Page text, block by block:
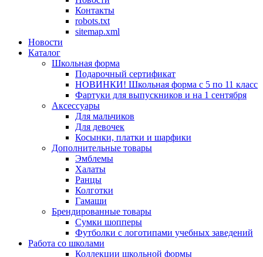
Контакты
robots.txt
sitemap.xml
Новости
Каталог
Школьная форма
Подарочный сертификат
НОВИНКИ! Школьная форма с 5 по 11 класс
Фартуки для выпускников и на 1 сентября
Аксессуары
Для мальчиков
Для девочек
Косынки, платки и шарфики
Дополнительные товары
Эмблемы
Халаты
Ранцы
Колготки
Гамаши
Брендированные товары
Сумки шопперы
Футболки с логотипами учебных заведений
Работа со школами
Коллекции школьной формы